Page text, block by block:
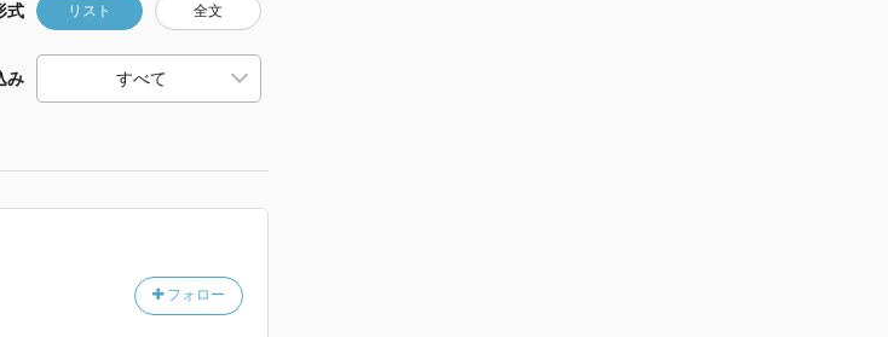
式 リスト 全文
み
フォロー